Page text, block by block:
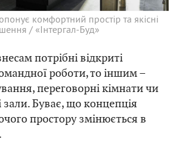
комфортний простір та якісні
/ «Інтергал-Буд»
потрібні відкриті
роботи, то іншим –
переговорні кімнати чи
зали. Буває, що концепція
простору змінюється в